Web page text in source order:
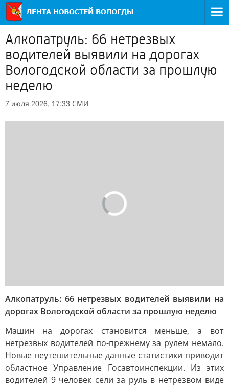
Алкопатруль: 66 нетрезвых
водителей выявили на дорогах
Вологодской области за прошлую
неделю
7 июля 2026, 17:33 СМИ
Алкопатруль: 66 нетрезвых водителей выявили на
дорогах Вологодской области за прошлую неделю
Машин на дорогах становится меньше, а вот
нетрезвых водителей по-прежнему за рулем немало.
Новые неутешительные данные статистики приводит
областное Управление Госавтоинспекции. Из этих
водителей 9 человек сели за руль в нетрезвом виде